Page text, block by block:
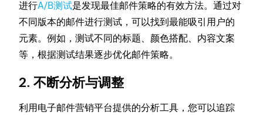
进行A/B测试是发现最佳邮件策略的有效方法。通过对
不同版本的邮件进行测试，可以找到最能吸引用户的
元素。例如，测试不同的标题、颜色搭配、内容文案
等，根据测试结果逐步优化邮件策略。
2. 不断分析与调整
利用电子邮件营销平台提供的分析工具，您可以追踪